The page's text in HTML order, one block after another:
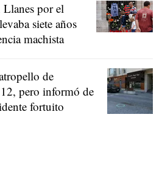
Llanes por el
siete años
machista
de
pero informó de
fortuito